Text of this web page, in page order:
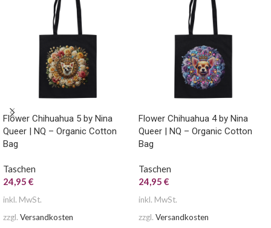
Flower Chihuahua 5 by Nina
Queer | NQ – Organic Cotton
Bag
Taschen
24,95 €
inkl. MwSt.
zzgl. Versandkosten
Flower Chihuahua 4 by Nina
Queer | NQ – Organic Cotton
Bag
Taschen
24,95 €
inkl. MwSt.
zzgl. Versandkosten